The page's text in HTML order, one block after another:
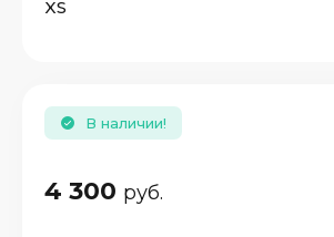
XS
В наличии!
4 300 руб.